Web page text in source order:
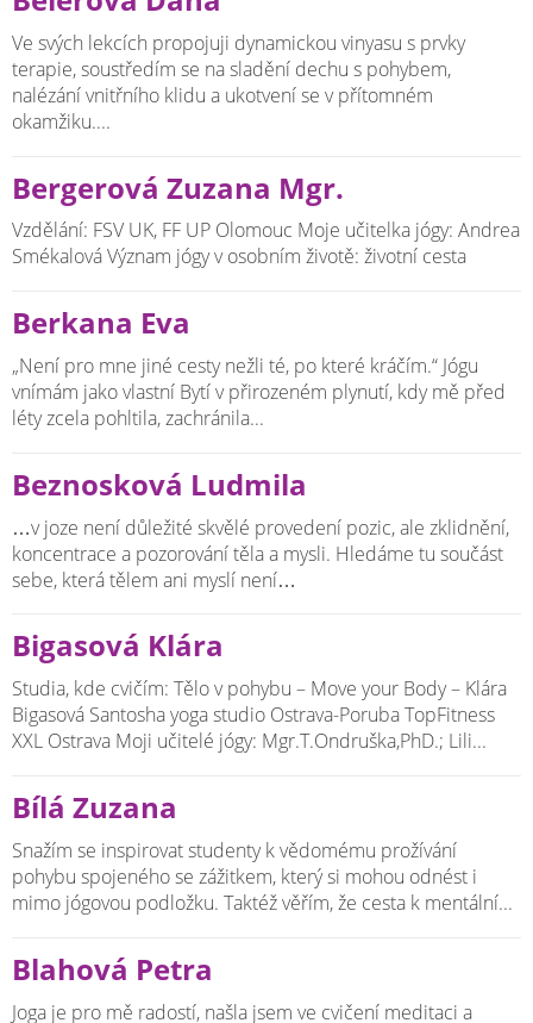
Ve svých lekcích propojuji dynamickou vinyasu s prvky
terapie, soustředím se na sladění dechu s pohybem,
nalézání vnitřního klidu a ukotvení se v přítomném
okamžiku....
Bergerová Zuzana Mgr.
Vzdělání: FSV UK, FF UP Olomouc Moje učitelka jógy: Andrea
Smékalová Význam jógy v osobním životě: životní cesta
Berkana Eva
„Není pro mne jiné cesty nežli té, po které kráčím.“ Jógu
vnímám jako vlastní Bytí v přirozeném plynutí, kdy mě před
léty zcela pohltila, zachránila...
Beznosková Ludmila
…v joze není důležité skvělé provedení pozic, ale zklidnění,
koncentrace a pozorování těla a mysli. Hledáme tu součást
sebe, která tělem ani myslí není…
Bigasová Klára
Studia, kde cvičím: Tělo v pohybu – Move your Body – Klára
Bigasová Santosha yoga studio Ostrava-Poruba TopFitness
XXL Ostrava Moji učitelé jógy: Mgr.T.Ondruška,PhD.; Lili...
Bílá Zuzana
Snažím se inspirovat studenty k vědomému prožívání
pohybu spojeného se zážitkem, který si mohou odnést i
mimo jógovou podložku. Taktéž věřím, že cesta k mentální...
Blahová Petra
Joga je pro mě radostí, našla jsem ve cvičení meditaci a